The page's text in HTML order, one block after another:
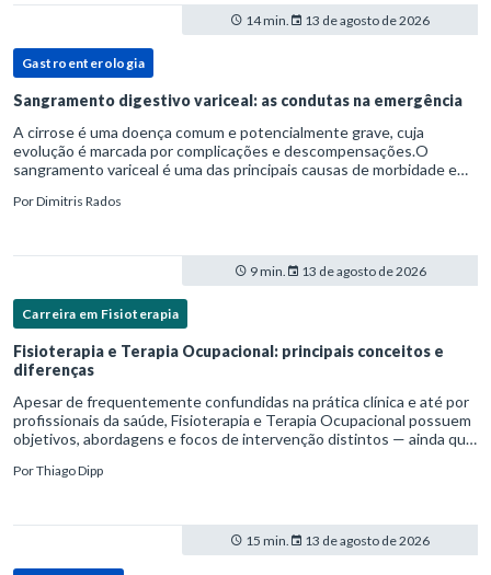
14 min. 13 de agosto de 2026
Gastroenterologia
Sangramento digestivo variceal: as condutas na emergência
A cirrose é uma doença comum e potencialmente grave, cuja
evolução é marcada por complicações e descompensações.O
sangramento variceal é uma das principais causas de morbidade e
hipertensão port
PorDimitris Rados
9 min. 13 de agosto de 2026
Carreira em Fisioterapia
Fisioterapia e Terapia Ocupacional: principais conceitos e
diferenças
Apesar de frequentemente confundidas na prática clínica e até por
profissionais da saúde, Fisioterapia e Terapia Ocupacional possuem
objetivos, abordagens e focos de intervenção distintos — ainda que
PorThiago Dipp
15 min. 13 de agosto de 2026